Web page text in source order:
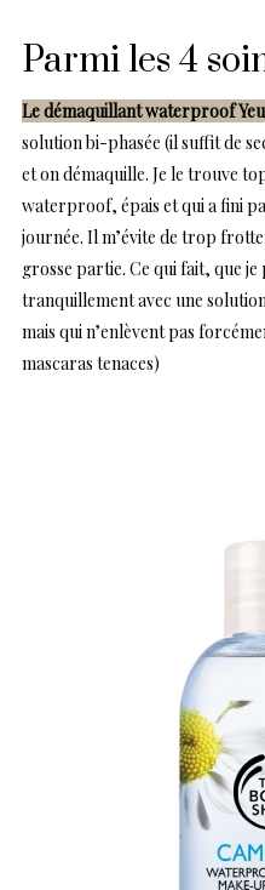
Parmi les 4
Le démaquillant waterproof
solution bi-phasée (il suffit de
et on démaquille. Je le trouve
waterproof, épais et qui a fini
journée. Il m’évite de trop
grosse partie. Ce qui fait, que
tranquillement avec une
mais qui n’enlèvent pas
mascaras tenaces)